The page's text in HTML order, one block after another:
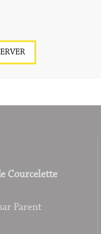
Courcelette
Parent